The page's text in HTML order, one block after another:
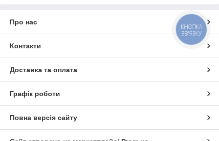
Про нас
Контакти
Доставка та оплата
Графік роботи
Повна версія сайту
КНОПКА
ЗВ'ЯЗКУ